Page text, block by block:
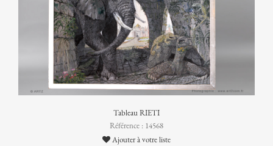
Tableau RIETI
Référence : 14568
Ajouter à votre liste